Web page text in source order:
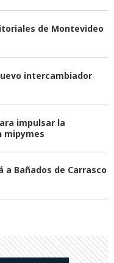
de Montevideo
intercambiador
impulsar la
mipymes
Bañados de Carrasco